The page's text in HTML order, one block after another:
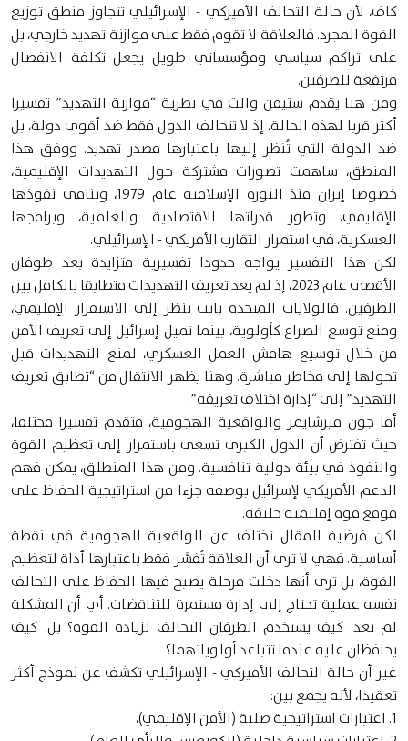
كاف، لأن حالة التحالف الأميركي - الإسرائيلي تتجاوز منطق توزيع
القوة المجرد. فالعلاقة لا تقوم فقط على موازنة تهديد خارجي، بل
على تراكم سياسي ومؤسساتي طويل يجعل تكلفة الانفصال
مرتفعة للطرفين.
ومن هنا يقدم ستيفن والت في نظرية “موازنة التهديد” تفسيرا
أكثر قربا لهذه الحالة، إذ لا تتحالف الدول فقط ضد أقوى دولة، بل
ضد الدولة التي تُنظر إليها باعتبارها مصدر تهديد. ووفق هذا
المنطق، ساهمت تصورات مشتركة حول التهديدات الإقليمية،
خصوصا إيران منذ الثوره الإسلامية عام 1979، وتنامي نفوذها
الإقليمي، وتطور قدراتها الاقتصادية والعلمية، وبرامجها
العسكرية، في استمرار التقارب الأمريكي - الإسرائيلي.
لكن هذا التفسير يواجه حدودا تفسيرية متزايدة بعد طوفان
الأقصى عام 2023، إذ لم يعد تعريف التهديدات متطابقا بالكامل بين
الطرفين. فالولايات المتحدة باتت تنظر إلى الاستقرار الإقليمي،
ومنع توسع الصراع كأولوية، بينما تميل إسرائيل إلى تعريف الأمن
من خلال توسيع هامش العمل العسكري، لمنع التهديدات قبل
تحولها إلى مخاطر مباشرة. وهنا يظهر الانتقال من “تطابق تعريف
التهديد” إلى “إدارة اختلاف تعريفه”.
أما جون ميرشايمر والواقعية الهجومية، فتقدم تفسيرا مختلفا،
حيث تفترض أن الدول الكبرى تسعى باستمرار إلى تعظيم القوة
والنفوذ في بيئة دولية تنافسية. ومن هذا المنطلق، يمكن فهم
الدعم الأمريكي لإسرائيل بوصفه جزءا من استراتيجية الحفاظ على
موقع قوة إقليمية حليفة.
لكن فرضية المقال تختلف عن الواقعية الهجومية في نقطة
أساسية. فهي لا ترى أن العلاقة تُفسَّر فقط باعتبارها أداة لتعظيم
القوة، بل ترى أنها دخلت مرحلة يصبح فيها الحفاظ على التحالف
نفسه عملية تحتاج إلى إدارة مستمرة للتناقضات. أي أن المشكلة
لم تعد: كيف يستخدم الطرفان التحالف لزيادة القوة؟ بل: كيف
يحافظان عليه عندما تتباعد أولوياتهما؟
غير أن حالة التحالف الأميركي - الإسرائيلي تكشف عن نموذج أكثر
تعقيدا، لأنه يجمع بين:
1. اعتبارات استراتيجية صلبة (الأمن الإقليمي)،